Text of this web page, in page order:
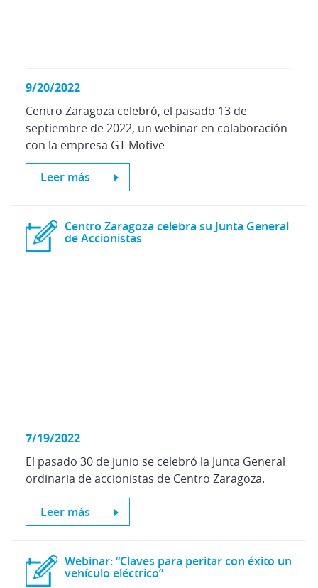
9/20/2022
Centro Zaragoza celebró, el pasado 13 de
septiembre de 2022, un webinar en colaboración
con la empresa GT Motive
Leer más
Centro Zaragoza celebra su Junta General
de Accionistas
7/19/2022
El pasado 30 de junio se celebró la Junta General
ordinaria deaccionistas de Centro Zaragoza.
Leer más
Webinar: “Claves para peritar con éxito un
vehículo eléctrico”